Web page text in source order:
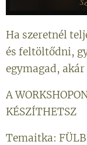
Ha szeretnél
és feltöltődni,
egymagad,
A
KÉSZÍTHETSZ
Temaitka: